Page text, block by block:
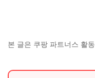
본 글은 쿠팡 파트너스 활